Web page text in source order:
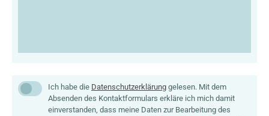
DatenschutzIch habe die Datenschutzerklärung gelesen. Mit dem
Absenden des Kontaktformulars erkläre ich mich damit
einverstanden, dass meine Daten zur Bearbeitung des